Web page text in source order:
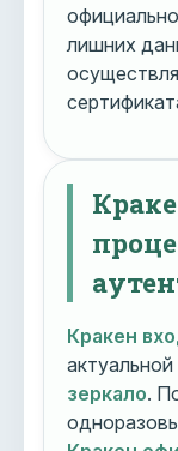
лишних
Кракен
актуальной
зеркало.